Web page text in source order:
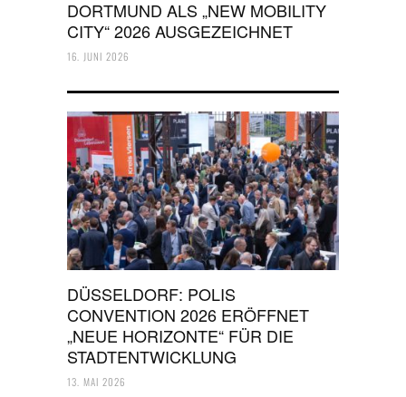
DORTMUND ALS „NEW MOBILITY
CITY“ 2026 AUSGEZEICHNET
16. JUNI 2026
DÜSSELDORF: POLIS
CONVENTION 2026 ERÖFFNET
„NEUE HORIZONTE“ FÜR DIE
STADTENTWICKLUNG
13. MAI 2026